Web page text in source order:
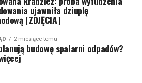
ujawniła dziuplę
[ZDJĘCIA]
2 miesiące temu
budowę spalarni odpadów?